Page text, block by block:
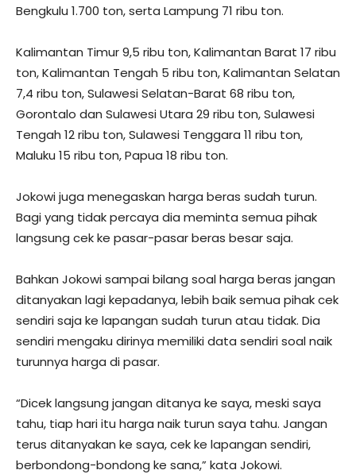
Bengkulu 1.700 ton, serta Lampung 71 ribu ton.
Kalimantan Timur 9,5 ribu ton, Kalimantan Barat 17 ribu
ton, Kalimantan Tengah 5 ribu ton, Kalimantan Selatan
7,4 ribu ton, Sulawesi Selatan-Barat 68 ribu ton,
Gorontalo dan Sulawesi Utara 29 ribu ton, Sulawesi
Tengah 12 ribu ton, Sulawesi Tenggara 11 ribu ton,
Maluku 15 ribu ton, Papua 18 ribu ton.
Jokowi juga menegaskan harga beras sudah turun.
Bagi yang tidak percaya dia meminta semua pihak
langsung cek ke pasar-pasar beras besar saja.
Bahkan Jokowi sampai bilang soal harga beras jangan
ditanyakan lagi kepadanya, lebih baik semua pihak cek
sendiri saja ke lapangan sudah turun atau tidak. Dia
sendiri mengaku dirinya memiliki data sendiri soal naik
turunnya harga di pasar.
“Dicek langsung jangan ditanya ke saya, meski saya
tahu, tiap hari itu harga naik turun saya tahu. Jangan
terus ditanyakan ke saya, cek ke lapangan sendiri,
berbondong-bondong ke sana,” kata Jokowi.